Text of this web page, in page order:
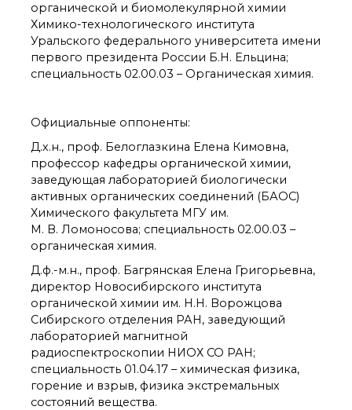
Основные
направления
деятельности
Важнейшие
достижения института
химии
Искусственный
интеллект (ИИ)
в химии
Аддитивные
технологии
Электронная
ИОХ РАН
Мероприятия
Конференции
Журналы
Национальные
проекты России
Разработки
Крупный научный
органической и биомолекулярной химии
Химико-технологического института
Уральского федерального университета имени
первого президента России Б.Н. Ельцина;
специальность 02.00.03 – Органическая химия.
Официальные оппоненты:
Д.х.н., проф. Белоглазкина Елена Кимовна,
профессор кафедры органической химии,
заведующая лабораторией биологически
активных органических соединений (БАОС)
Химического факультета МГУ им.
М. В. Ломоносова; специальность 02.00.03 –
органическая химия.
Д.ф.-м.н., проф. Багрянская Елена Григорьевна,
директор Новосибирского института
органической химии им. Н.Н. Ворожцова
Сибирского отделения РАН, заведующий
лабораторией магнитной
радиоспектроскопии НИОХ СО РАН;
специальность 01.04.17 – химическая физика,
горение и взрыв, физика экстремальных
состояний вещества.